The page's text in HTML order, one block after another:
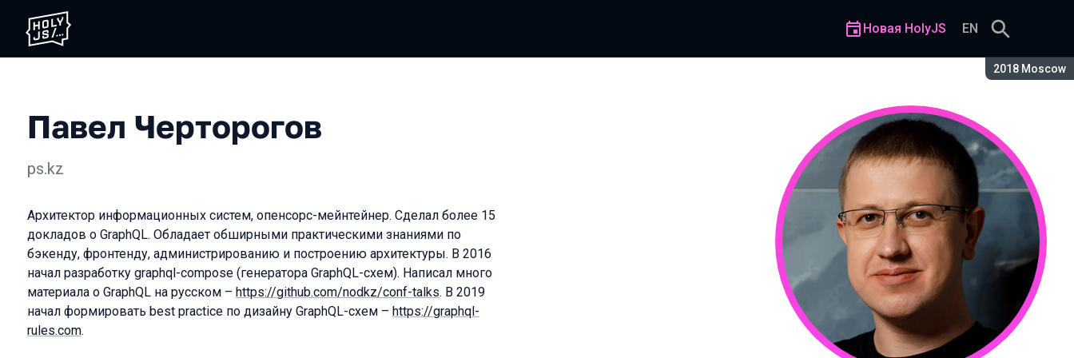
Сезон:
2018 Moscow
Новая HolyJS EN
Павел Черторогов
ps.kz
Архитектор информационных систем, опенсорс-мейнтейнер. Сделал более 15
докладов о GraphQL. Обладает обширными практическими знаниями по
бэкенду, фронтенду, администрированию и построению архитектуры. В 2016
начал разработку graphql-compose (генератора GraphQL-схем). Написал много
материала о GraphQL на русском – https://github.com/nodkz/conf-talks. В 2019
начал формировать best practice по дизайну GraphQL-схем – https://graphql-
rules.com.